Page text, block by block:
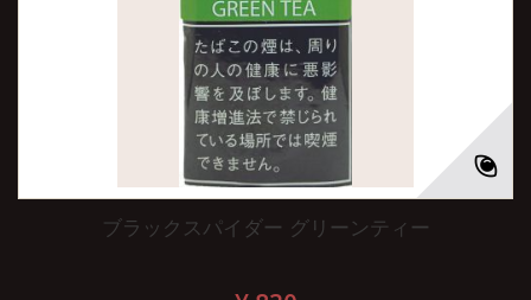
ブラックスパイダー グリーンティー